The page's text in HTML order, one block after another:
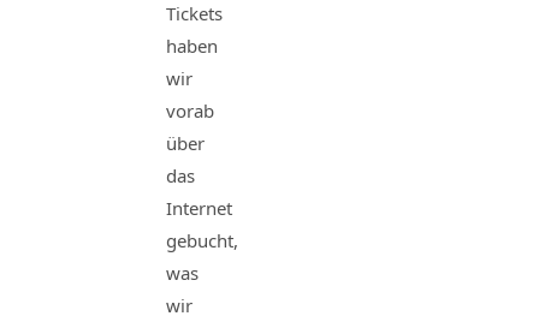
Tickets
haben
wir
vorab
über
das
Internet
gebucht,
was
wir